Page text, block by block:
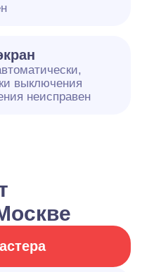
выключения
неисправен